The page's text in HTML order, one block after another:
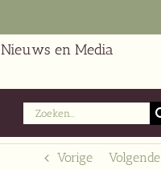
Nieuws en Media
Zoeken
naar:
Vorige
Volgende